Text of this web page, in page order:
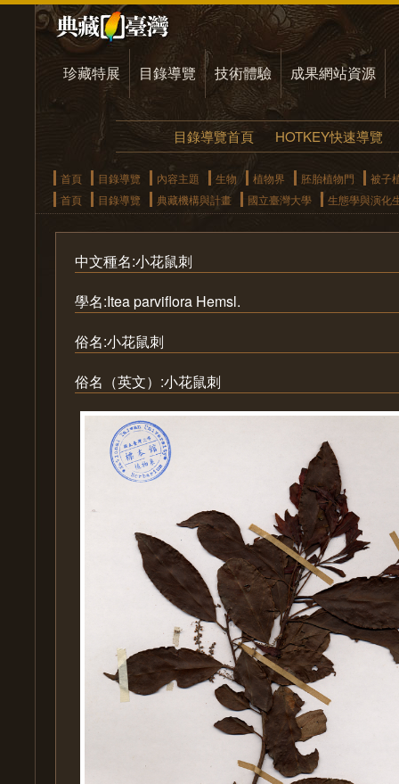
珍藏特展 目錄導覽 技術體驗 成果網站資源
目錄導覽首頁 HOTKEY快速導覽
首頁 目錄導覽 內容主題 生物 植物界 胚胎植物門
被子
首頁
目錄導覽 典藏機構與計畫 國立臺灣大學 生態學與演化
中文種名:小花鼠刺
學名:Itea parviflora Hemsl.
俗名:小花鼠刺
俗名（英文）:小花鼠刺